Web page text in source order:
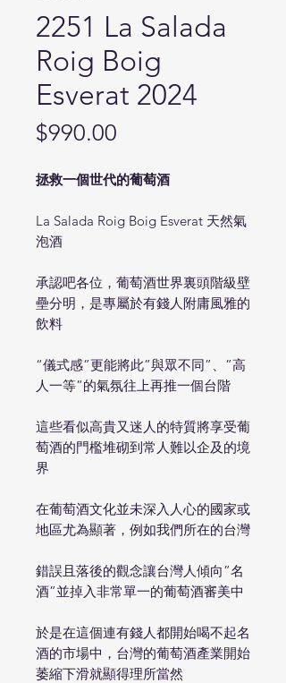
2251 La Salada
Roig Boig
Esverat 2024
$990.00
拯救一個世代的葡萄酒
La Salada Roig Boig Esverat 天然氣
泡酒
承認吧各位，葡萄酒世界裏頭階級壁
壘分明，是專屬於有錢人附庸風雅的
飲料
“儀式感”更能將此”與眾不同”、”高
人一等”的氣氛往上再推一個台階
這些看似高貴又迷人的特質將享受葡
萄酒的門檻堆砌到常人難以企及的境
界
在葡萄酒文化並未深入人心的國家或
地區尤為顯著，例如我們所在的台灣
錯誤且落後的觀念讓台灣人傾向”名
酒”並掉入非常單一的葡萄酒審美中
於是在這個連有錢人都開始喝不起名
酒的市場中，台灣的葡萄酒產業開始
萎縮下滑就顯得理所當然